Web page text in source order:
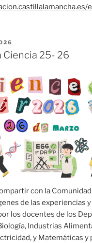
Ciencia 25- 26
con la
de las experiencias
los docentes de los
Industrias
y Matemáticas y